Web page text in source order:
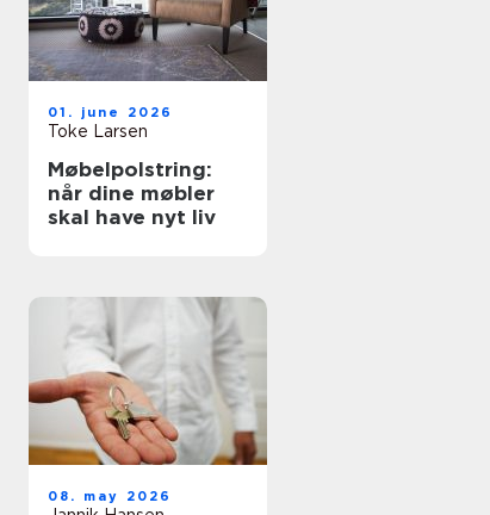
01. june 2026
Toke Larsen
Møbelpolstring:
når dine møbler
skal have nyt liv
08. may 2026